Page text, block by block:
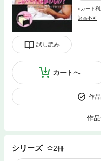
試し読み
dカード
返品不可
カートへ
作
作
シリーズ 全2冊